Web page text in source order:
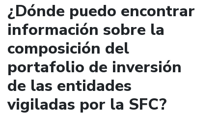
¿Dónde puedo encontrar
información sobre la
composición del
portafolio de inversión
de las entidades
vigiladas por la SFC?